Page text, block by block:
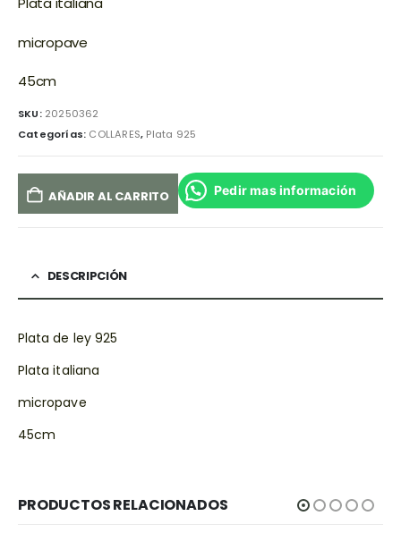
micropave
45cm
SKU: 20250362
Categorías: COLLARES, Plata 925
AÑADIR AL CARRITO Pedir mas información
DESCRIPCIÓN
Plata de ley 925
Plata italiana
micropave
45cm
PRODUCTOS RELACIONADOS